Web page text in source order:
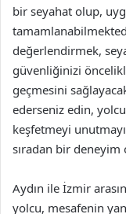
bir seyahat olup,
değerlendirmek,
güvenliğinizi
geçmesini
ederseniz edin,
keşfetmeyi
sıradan bir deneyim
Aydın ile İzmir
yolcu, mesafenin